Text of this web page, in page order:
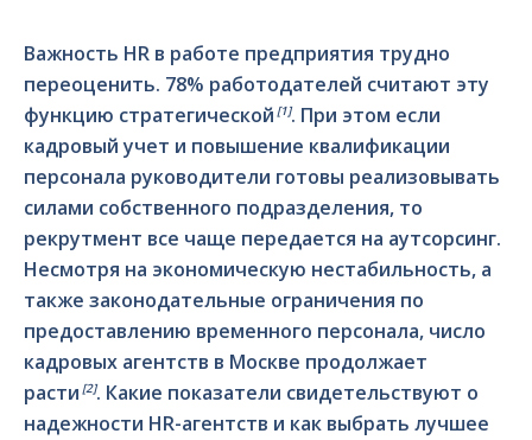
Важность HR в работе предприятия трудно
переоценить. 78% работодателей считают эту
функцию стратегической [1]. При этом если
кадровый учет и повышение квалификации
персонала руководители готовы реализовывать
силами собственного подразделения, то
рекрутмент все чаще передается на аутсорсинг.
Несмотря на экономическую нестабильность, а
также законодательные ограничения по
предоставлению временного персонала, число
кадровых агентств в Москве продолжает
расти [2]. Какие показатели свидетельствуют о
надежности HR-агентств и как выбрать лучшее